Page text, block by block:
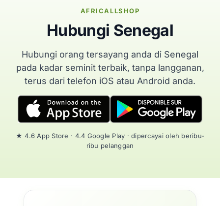
AFRICALLSHOP
Hubungi Senegal
Hubungi orang tersayang anda di Senegal
pada kadar seminit terbaik, tanpa langganan,
terus dari telefon iOS atau Android anda.
★ 4.6 App Store · 4.4 Google Play · dipercayai oleh beribu-
ribu pelanggan